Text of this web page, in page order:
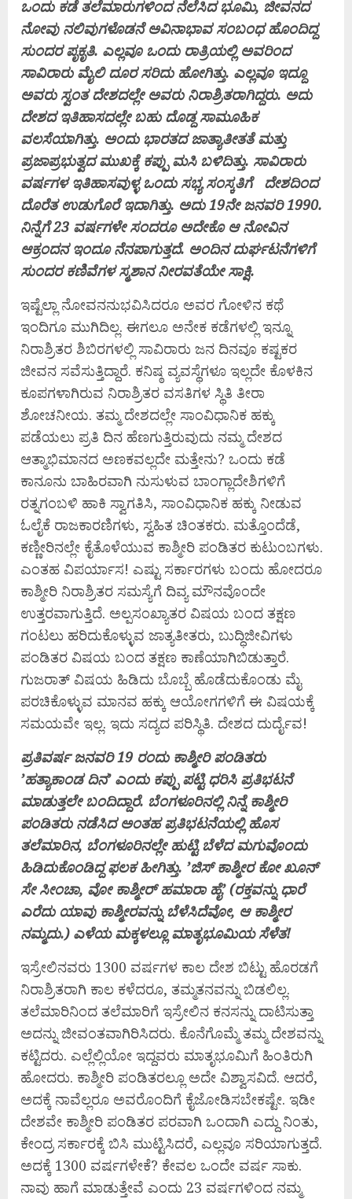
ಒಂದು ಕಡೆ ತಲೆಮಾರುಗಳಿಂದ ನೆಲೆಸಿದ ಭೂಮಿ, ಜೀವನದ
ನೋವು ನಲಿವುಗಳೊಡನೆ ಅವಿನಾಭಾವ ಸಂಬಂಧ ಹೊಂದಿದ್ದ
ಸುಂದರ ಪೃಕೃತಿ. ಎಲ್ಲವೂ ಒಂದು ರಾತ್ರಿಯಲ್ಲಿ ಅವರಿಂದ
ಸಾವಿರಾರು ಮೈಲಿ ದೂರ ಸರಿದು ಹೋಗಿತ್ತು. ಎಲ್ಲವೂ ಇದ್ದೂ
ಅವರು ಸ್ವಂತ ದೇಶದಲ್ಲೇ ಅವರು ನಿರಾಶ್ರಿತರಾಗಿದ್ದರು. ಅದು
ದೇಶದ ಇತಿಹಾಸದಲ್ಲೇ ಬಹು ದೊಡ್ದ ಸಾಮೂಹಿಕ
ವಲಸೆಯಾಗಿತ್ತು. ಅಂದು ಭಾರತದ ಜಾತ್ಯಾತೀತತೆ ಮತ್ತು
ಪ್ರಜಾಪ್ರಭುತ್ವದ ಮುಖಕ್ಕೆ ಕಪ್ಪು ಮಸಿ ಬಳಿದಿತ್ತು. ಸಾವಿರಾರು
ವರ್ಷಗಳ ಇತಿಹಾಸವುಳ್ಳ ಒಂದು ಸಭ್ಯ ಸಂಸ್ಕತಿಗೆ ದೇಶದಿಂದ
ದೊರೆತ ಉಡುಗೊರೆ ಇದಾಗಿತ್ತು. ಅದು 19ನೇ ಜನವರಿ 1990.
ನಿನ್ನೆಗೆ 23 ವರ್ಷಗಳೇ ಸಂದರೂ ಅದೇಕೊ ಆ ನೋವಿನ
ಆಕ್ರಂದನ ಇಂದೂ ನೆನಪಾಗುತ್ತದೆ. ಅಂದಿನ ದುರ್ಘಟನೆಗಳಿಗೆ
ಸುಂದರ ಕಣಿವೆಗಳ ಸ್ಮಶಾನ ನೀರವತೆಯೇ ಸಾಕ್ಷಿ.
ಇಷ್ಟೆಲ್ಲಾ ನೋವನನುಭವಿಸಿದರೂ ಅವರ ಗೋಳಿನ ಕಥೆ
ಇಂದಿಗೂ ಮುಗಿದಿಲ್ಲ. ಈಗಲೂ ಅನೇಕ ಕಡೆಗಳಲ್ಲಿ ಇನ್ನೂ
ನಿರಾಶ್ರಿತರ ಶಿಬಿರಗಳಲ್ಲಿ ಸಾವಿರಾರು ಜನ ದಿನವೂ ಕಷ್ಟಕರ
ಜೀವನ ಸವೆಸುತ್ತಿದ್ದಾರೆ. ಕನಿಷ್ಠ ವ್ಯವಸ್ಥೆಗಳೂ ಇಲ್ಲದೇ ಕೊಳಕಿನ
ಕೂಪಗಳಾಗಿರುವ ನಿರಾಶ್ರಿತರ ವಸತಿಗಳ ಸ್ಥಿತಿ ತೀರಾ
ಶೋಚನೀಯ. ತಮ್ಮ ದೇಶದಲ್ಲೇ ಸಾಂವಿಧಾನಿಕ ಹಕ್ಕು
ಪಡೆಯಲು ಪ್ರತಿ ದಿನ ಹೆಣಗುತ್ತಿರುವುದು ನಮ್ಮ ದೇಶದ
ಆತ್ಮಾಭಿಮಾನದ ಅಣಕವಲ್ಲದೇ ಮತ್ತೇನು? ಒಂದು ಕಡೆ
ಕಾನೂನು ಬಾಹಿರವಾಗಿ ನುಸುಳುವ ಬಾಂಗ್ಲಾದೇಶಿಗಳಿಗೆ
ರತ್ನಗಂಬಳಿ ಹಾಕಿ ಸ್ವಾಗತಿಸಿ, ಸಾಂವಿಧಾನಿಕ ಹಕ್ಕು ನೀಡುವ
ಓಲೈಕೆ ರಾಜಕಾರಣಿಗಳು, ಸ್ವಹಿತ ಚಿಂತಕರು. ಮತ್ತೊಂದೆಡೆ,
ಕಣ್ಣೀರಿನಲ್ಲೇ ಕೈತೊಳೆಯುವ ಕಾಶ್ಮೀರಿ ಪಂಡಿತರ ಕುಟುಂಬಗಳು.
ಎಂತಹ ವಿಪರ್ಯಾಸ! ಎಷ್ಟು ಸರ್ಕಾರಗಳು ಬಂದು ಹೋದರೂ
ಕಾಶ್ಮೀರಿ ನಿರಾಶ್ರಿತರ ಸಮಸ್ಯೆಗೆ ದಿವ್ಯ ಮೌನವೊಂದೇ
ಉತ್ತರವಾಗುತ್ತಿದೆ. ಅಲ್ಪಸಂಖ್ಯಾತರ ವಿಷಯ ಬಂದ ತಕ್ಷಣ
ಗಂಟಲು ಹರಿದುಕೊಳ್ಳುವ ಜಾತ್ಯತೀತರು, ಬುದ್ಧಿಜೀವಿಗಳು
ಪಂಡಿತರ ವಿಷಯ ಬಂದ ತಕ್ಷಣ ಕಾಣೆಯಾಗಿಬಿಡುತ್ತಾರೆ.
ಗುಜರಾತ್ ವಿಷಯ ಹಿಡಿದು ಬೊಬ್ಬೆ ಹೊಡೆದುಕೊಂಡು ಮೈ
ಪರಚಿಕೊಳ್ಳುವ ಮಾನವ ಹಕ್ಕು ಆಯೋಗಗಳಿಗೆ ಈ ವಿಷಯಕ್ಕೆ
ಸಮಯವೇ ಇಲ್ಲ. ಇದು ಸದ್ಯದ ಪರಿಸ್ಥಿತಿ. ದೇಶದ ದುರ್ದೈವ!
ಪ್ರತಿವರ್ಷ ಜನವರಿ 19 ರಂದು ಕಾಶ್ಮೀರಿ ಪಂಡಿತರು
’ಹತ್ಯಾಕಾಂಡ ದಿನ’ ಎಂದು ಕಪ್ಪು ಪಟ್ಟಿ ಧರಿಸಿ ಪ್ರತಿಭಟನೆ
ಮಾಡುತ್ತಲೇ ಬಂದಿದ್ದಾರೆ. ಬೆಂಗಳೂರಿನಲ್ಲಿ ನಿನ್ನೆ ಕಾಶ್ಮೀರಿ
ಪಂಡಿತರು ನಡೆಸಿದ ಅಂತಹ ಪ್ರತಿಭಟನೆಯಲ್ಲಿ ಹೊಸ
ತಲೆಮಾರಿನ, ಬೆಂಗಳೂರಿನಲ್ಲೇ ಹುಟ್ಟಿ ಬೆಳೆದ ಮಗುವೊಂದು
ಹಿಡಿದುಕೊಂಡಿದ್ದ ಫಲಕ ಹೀಗಿತ್ತು. ’ಜಿಸ್‌ ಕಾಶ್ಮೀರ ಕೋ ಖೂನ್
ಸೇ ಸೀಂಚಾ, ವೋ ಕಾಶ್ಮೀರ್ ಹಮಾರಾ ಹೈ’ (ರಕ್ತವನ್ನು ಧಾರೆ
ಎರೆದು ಯಾವು ಕಾಶ್ಮೀರವನ್ನು ಬೆಳೆಸಿದೆವೋ, ಆ ಕಾಶ್ಮೀರ
ನಮ್ಮದು.) ಎಳೆಯ ಮಕ್ಕಳಲ್ಲೂ ಮಾತೃಭೂಮಿಯ ಸೆಳೆತ!
ಇಸ್ರೇಲಿನವರು 1300 ವರ್ಷಗಳ ಕಾಲ ದೇಶ ಬಿಟ್ಟು ಹೊರಡಗೆ
ನಿರಾಶ್ರಿತರಾಗಿ ಕಾಲ ಕಳೆದರೂ, ತಮ್ಮತನವನ್ನು ಬಿಡಲಿಲ್ಲ.
ತಲೆಮಾರಿನಿಂದ ತಲೆಮಾರಿಗೆ ಇಸ್ರೇಲಿನ ಕನಸನ್ನು ದಾಟಿಸುತ್ತಾ
ಅದನ್ನು ಜೀವಂತವಾಗಿರಿಸಿದರು. ಕೊನೆಗೊಮ್ಮೆ ತಮ್ಮ ದೇಶವನ್ನು
ಕಟ್ಟಿದರು. ಎಲ್ಲೆಲ್ಲಿಯೋ ಇದ್ದವರು ಮಾತೃಭೂಮಿಗೆ ಹಿಂತಿರುಗಿ
ಹೋದರು. ಕಾಶ್ಮೀರಿ ಪಂಡಿತರಲ್ಲೂ ಅದೇ ವಿಶ್ವಾಸವಿದೆ. ಆದರೆ,
ಅದಕ್ಕೆ ನಾವೆಲ್ಲರೂ ಅವರೊಂದಿಗೆ ಕೈಜೋಡಿಸಬೇಕಷ್ಟೇ. ಇಡೀ
ದೇಶವೇ ಕಾಶ್ಮೀರಿ ಪಂಡಿತರ ಪರವಾಗಿ ಒಂದಾಗಿ ಎದ್ದು ನಿಂತು,
ಕೇಂದ್ರ ಸರ್ಕಾರಕ್ಕೆ ಬಿಸಿ ಮುಟ್ಟಿಸಿದರೆ, ಎಲ್ಲವೂ ಸರಿಯಾಗುತ್ತದೆ.
ಅದಕ್ಕೆ 1300 ವರ್ಷಗಳೇಕೆ? ಕೇವಲ ಒಂದೇ ವರ್ಷ ಸಾಕು.
ನಾವು ಹಾಗೆ ಮಾಡುತ್ತೇವೆ ಎಂದು 23 ವರ್ಷಗಳಿಂದ ನಮ್ಮ